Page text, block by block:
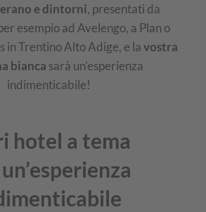
e dintorni, presentati da
esempio ad Avelengo, a Plan o
in Trentino Alto Adige, e lavostra
bianca sarà un’esperienza
indimenticabile!
hotel a tema